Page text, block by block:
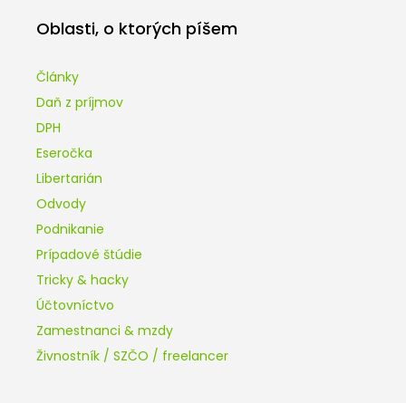
Oblasti, o ktorých píšem
Články
Daň z príjmov
DPH
Eseročka
Libertarián
Odvody
Podnikanie
Prípadové štúdie
Tricky & hacky
Účtovníctvo
Zamestnanci & mzdy
Živnostník / SZČO / freelancer